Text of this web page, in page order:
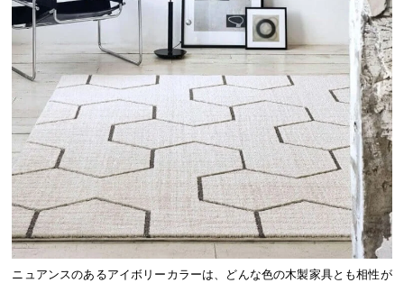
ニュアンスのあるアイボリーカラーは、どんな色の木製家具とも相性が